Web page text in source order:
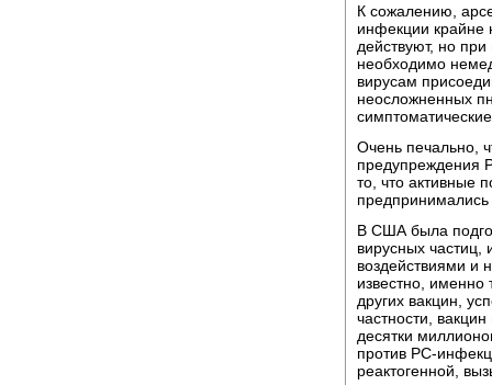
К сожалению,
инфекции крайне
действуют, но
необходимо
вирусам
неосложненных
Очень печально,
предупреждения
то, что активные
В США была
вирусных
воздействиями и
известно, именно
других вакцин,
частности,
десятки
против РС-
реактогенной,